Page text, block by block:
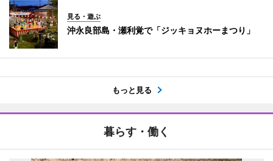
見る・遊ぶ
沖永良部島・瀬利覚で「ジッキョヌホーまつり」
もっと見る
暮らす・働く